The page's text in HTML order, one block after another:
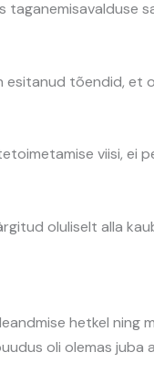
esitanud tõendid, et
viisi, ei
oluliselt alla
hetkel ning
oli olemas juba